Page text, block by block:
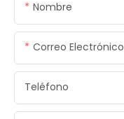
Nombre
Correo Electrónico
Teléfono